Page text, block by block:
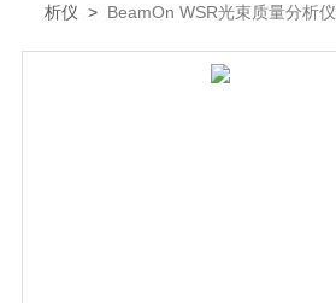
析仪 > BeamOn WSR光束质量分析仪